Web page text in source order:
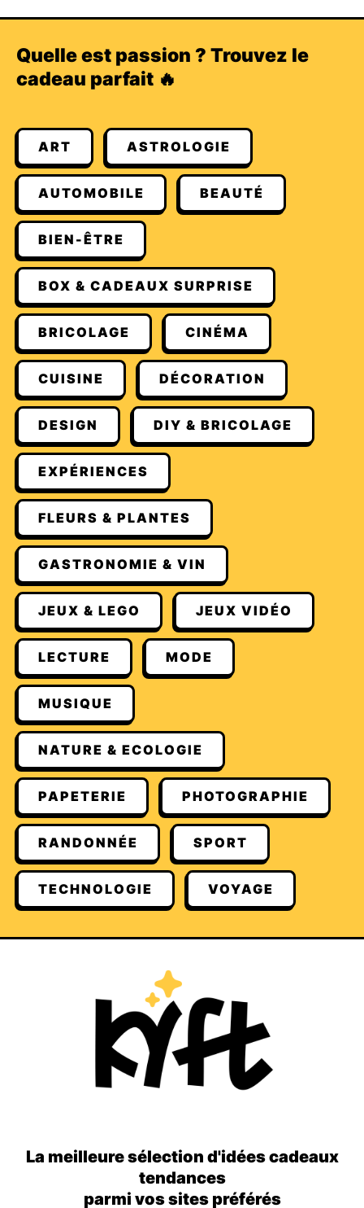
Quelle est passion ? Trouvez le
cadeau parfait 🔥
ART ASTROLOGIE
AUTOMOBILE BEAUTÉ
BIEN-ÊTRE
BOX & CADEAUX SURPRISE
BRICOLAGE CINÉMA
CUISINE DÉCORATION
DESIGN DIY & BRICOLAGE
EXPÉRIENCES
FLEURS & PLANTES
GASTRONOMIE & VIN
JEUX & LEGO JEUX VIDÉO
LECTURE MODE
MUSIQUE
NATURE & ECOLOGIE
PAPETERIE PHOTOGRAPHIE
RANDONNÉE SPORT
TECHNOLOGIE VOYAGE
La meilleure sélection d'idées cadeaux
tendances
parmi vos sites préférés